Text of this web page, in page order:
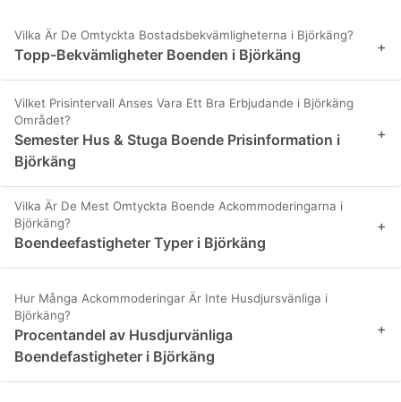
Vilka Är De Omtyckta Bostadsbekvämligheterna i Björkäng?
Topp-Bekvämligheter Boenden i Björkäng +
Vilket Prisintervall Anses Vara Ett Bra Erbjudande i Björkäng
Området?
Semester Hus & Stuga Boende Prisinformation i
Björkäng
+
Vilka Är De Mest Omtyckta Boende Ackommoderingarna i
Björkäng?
Boendeefastigheter Typer i Björkäng
+
Hur Många Ackommoderingar Är Inte Husdjursvänliga i
Björkäng?
Procentandel av Husdjurvänliga
Boendefastigheter i Björkäng
+